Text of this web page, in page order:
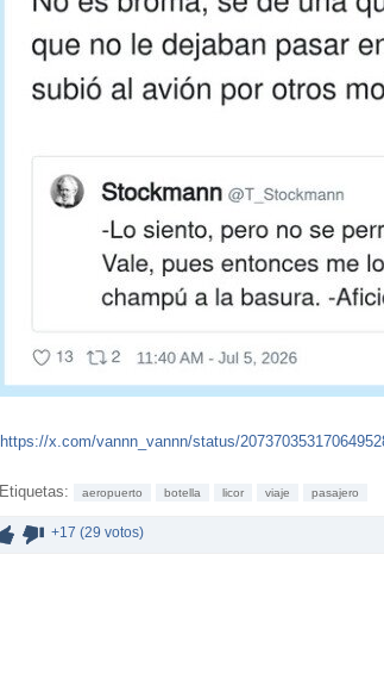
https://x.com/vannn_vannn/status/
Etiquetas: aeropuerto botella licor viaje pasajero
+17 (29 votos)